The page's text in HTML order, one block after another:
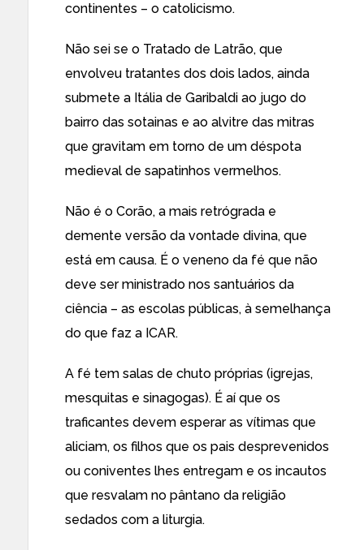
continentes – o catolicismo.
Não sei se o Tratado de Latrão, que
envolveu tratantes dos dois lados, ainda
submete a Itália de Garibaldi ao jugo do
bairro das sotainas e ao alvitre das mitras
que gravitam em torno de um déspota
medieval de sapatinhos vermelhos.
Não é o Corão, a mais retrógrada e
demente versão da vontade divina, que
está em causa. É o veneno da fé que não
deve ser ministrado nos santuários da
ciência – as escolas públicas, à semelhança
do que faz a ICAR.
A fé tem salas de chuto próprias (igrejas,
mesquitas e sinagogas). É aí que os
traficantes devem esperar as vítimas que
aliciam, os filhos que os pais desprevenidos
ou coniventes lhes entregam e os incautos
que resvalam no pântano da religião
sedados com a liturgia.